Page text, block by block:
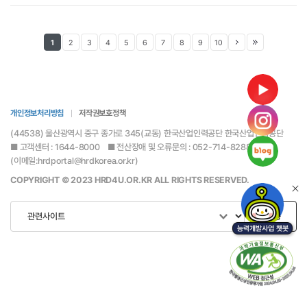
1 2 3 4 5 6 7 8 9 10
개인정보처리방침 저작권보호정책
(44538) 울산광역시 중구 종가로 345(교동) 한국산업인력공단 한국산업인력공단
■ 고객센터 : 1644-8000 ■ 전산장애 및 오류문의 : 052-714-8288
(이메일:hrdportal@hrdkorea.or.kr)
COPYRIGHT © 2023 HRD4U.OR.KR ALL RIGHTS RESERVED.
이동